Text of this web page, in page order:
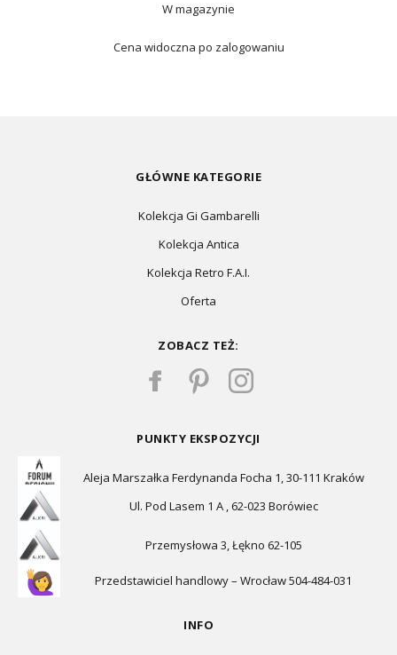
W magazynie
Cena widoczna po zalogowaniu
GŁÓWNE KATEGORIE
Kolekcja Gi Gambarelli
Kolekcja Antica
Kolekcja Retro F.A.I.
Oferta
ZOBACZ TEŻ:
PUNKTY EKSPOZYCJI
Aleja Marszałka Ferdynanda Focha 1, 30-111 Kraków
Ul. Pod Lasem 1 A , 62-023 Borówiec
Przemysłowa 3, Łękno 62-105
Przedstawiciel handlowy – Wrocław 504-484-031
INFO